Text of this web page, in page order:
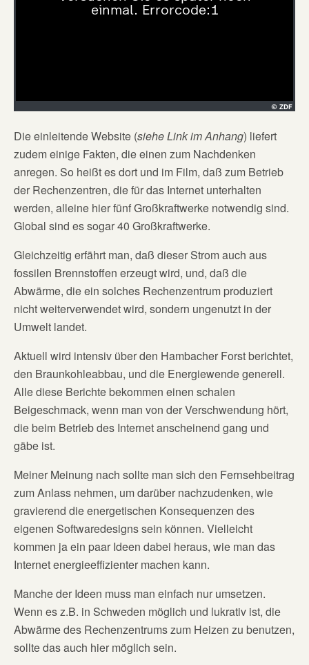
Die einleitende Website (siehe Link im Anhang) liefert
zudem einige Fakten, die einen zum Nachdenken
anregen. So heißt es dort und im Film, daß zum Betrieb
der Rechenzentren, die für das Internet unterhalten
werden, alleine hier fünf Großkraftwerke notwendig sind.
Global sind es sogar 40 Großkraftwerke.
Gleichzeitig erfährt man, daß dieser Strom auch aus
fossilen Brennstoffen erzeugt wird, und, daß die
Abwärme, die ein solches Rechenzentrum produziert
nicht weiterverwendet wird, sondern ungenutzt in der
Umwelt landet.
Aktuell wird intensiv über den Hambacher Forst berichtet,
den Braunkohleabbau, und die Energiewende generell.
Alle diese Berichte bekommen einen schalen
Beigeschmack, wenn man von der Verschwendung hört,
die beim Betrieb des Internet anscheinend gang und
gäbe ist.
Meiner Meinung nach sollte man sich den Fernsehbeitrag
zum Anlass nehmen, um darüber nachzudenken, wie
gravierend die energetischen Konsequenzen des
eigenen Softwaredesigns sein können. Vielleicht
kommen ja ein paar Ideen dabei heraus, wie man das
Internet energieeffizienter machen kann.
Manche der Ideen muss man einfach nur umsetzen.
Wenn es z.B. in Schweden möglich und lukrativ ist, die
Abwärme des Rechenzentrums zum Heizen zu benutzen,
sollte das auch hier möglich sein.